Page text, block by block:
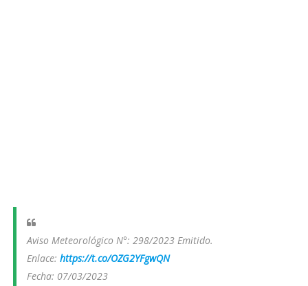
Aviso Meteorológico N°: 298/2023 Emitido.
Enlace: https://t.co/OZG2YFgwQN
Fecha: 07/03/2023